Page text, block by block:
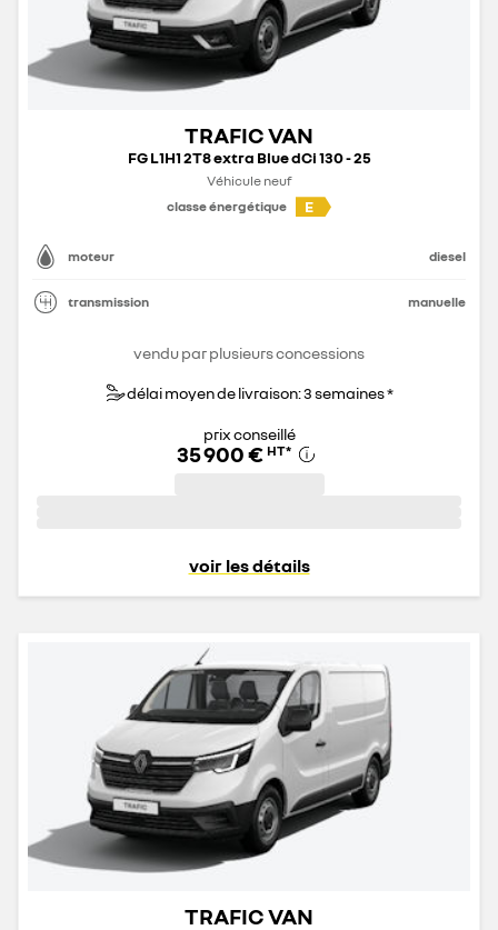
TRAFIC VAN
FG L1H1 2T8 extra Blue dCi 130 - 25
Véhicule neuf
classe énergétique
E
moteur diesel
transmission manuelle
vendu par plusieurs concessions
délai moyen de livraison: 3 semaines *
prix conseillé
35 900 € HT*
voir les détails
TRAFIC VAN